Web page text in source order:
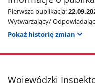
Pierwsza publikacja:
Wytwarzający/
Pokaż historię zmian
stopka
Wojewódzki